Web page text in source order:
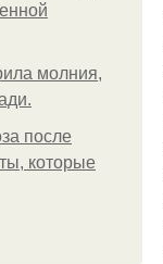
молния,
после
которые